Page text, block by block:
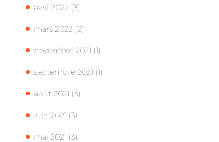
avril 2022 (3)
mars 2022 (2)
novembre 2021 (1)
septembre 2021 (1)
août 2021 (3)
juin 2021 (3)
mai 2021 (3)